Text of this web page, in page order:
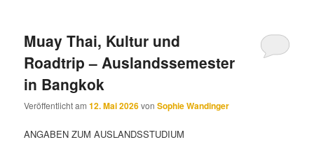
Muay Thai, Kultur und
Roadtrip – Auslandssemester
in Bangkok
Veröffentlicht am12. Mai 2026vonSophie Wandinger
ANGABEN ZUM AUSLANDSSTUDIUM